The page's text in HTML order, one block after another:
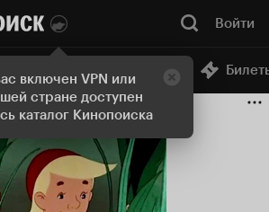
включен VPN или
стране доступен
каталог Кинопоиска
Войти
Онлайн-кинотеатр